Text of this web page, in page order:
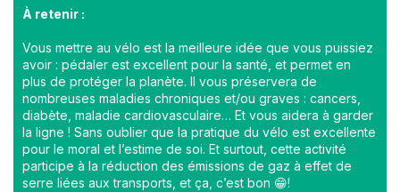
À retenir :
Vous mettre au vélo est la meilleure idée que vous puissiez
avoir : pédaler est excellent pour la santé, et permet en
plus de protéger la planète. Il vous préservera de
nombreuses maladies chroniques et/ou graves : cancers,
diabète, maladie cardiovasculaire… Et vous aidera à garder
la ligne ! Sans oublier que la pratique du vélo est excellente
pour le moral et l’estime de soi. Et surtout, cette activité
participe à la réduction des émissions de gaz à effet de
serre liées aux transports, et ça, c’est bon 😁!